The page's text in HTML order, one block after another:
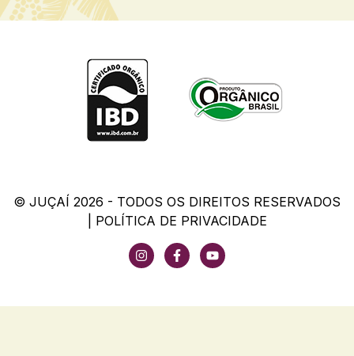
© JUÇAÍ 2026 - TODOS OS DIREITOS RESERVADOS
POLÍTICA DE PRIVACIDADE